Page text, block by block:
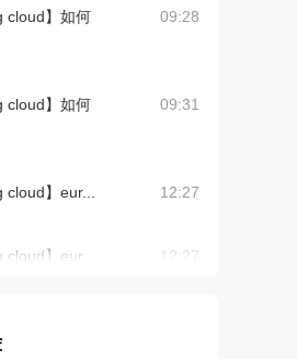
cloud】如何
09:28
cloud】如何
09:31
】eur... 12:27
】eur... 12:27